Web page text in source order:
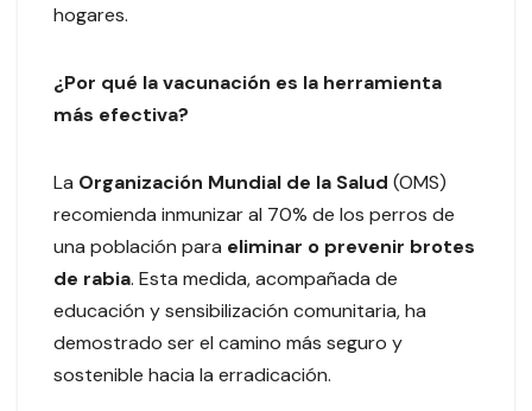
hogares.
¿Por qué la vacunación es la herramienta
más efectiva?
La Organización Mundial de la Salud (OMS)
recomienda inmunizar al 70% de los perros de
una población para eliminar o prevenir brotes
de rabia. Esta medida, acompañada de
educación y sensibilización comunitaria, ha
demostrado ser el camino más seguro y
sostenible hacia la erradicación.